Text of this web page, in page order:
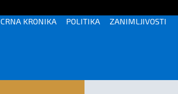
CRNA KRONIKA POLITIKA ZANIMLJIVOSTI